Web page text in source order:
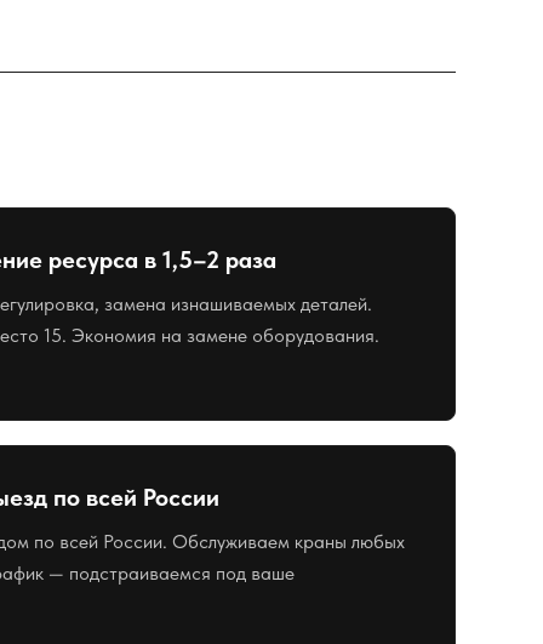
ресурса в 1,5–2 раза
замена изнашиваемых деталей.
15. Экономия на замене оборудования.
по всей России
по всей России. Обслуживаем краны любых
— подстраиваемся под ваше